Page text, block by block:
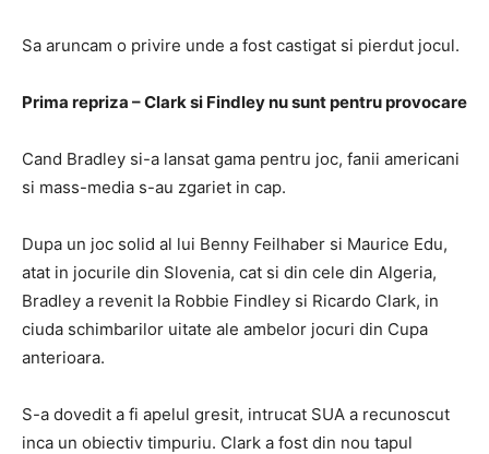
Sa aruncam o privire unde a fost castigat si pierdut jocul.
Prima repriza – Clark si Findley nu sunt pentru provocare
Cand Bradley si-a lansat gama pentru joc, fanii americani
si mass-media s-au zgariet in cap.
Dupa un joc solid al lui Benny Feilhaber si Maurice Edu,
atat in ​​jocurile din Slovenia, cat si din cele din Algeria,
Bradley a revenit la Robbie Findley si Ricardo Clark, in
ciuda schimbarilor uitate ale ambelor jocuri din Cupa
anterioara.
S-a dovedit a fi apelul gresit, intrucat SUA a recunoscut
inca un obiectiv timpuriu. Clark a fost din nou tapul